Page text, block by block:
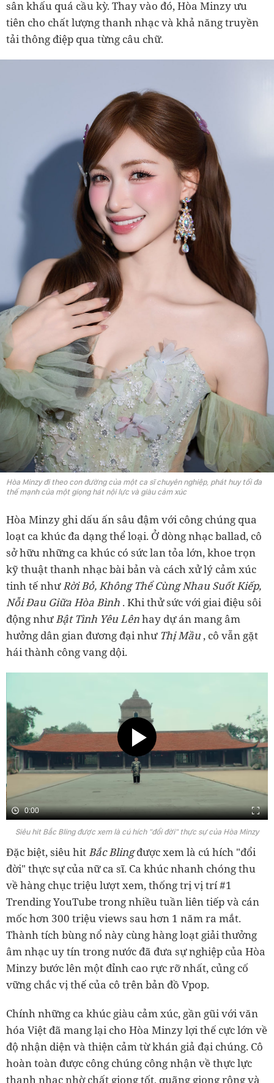
sân khấu quá cầu kỳ. Thay vào đó, Hòa Minzy ưu
tiên cho chất lượng thanh nhạc và khả năng truyền
tải thông điệp qua từng câu chữ.
Hòa Minzy đi theo con đường của một ca sĩ chuyên nghiệp, phát huy tối đa
thế mạnh của một giọng hát nội lực và giàu cảm xúc
Hòa Minzy ghi dấu ấn sâu đậm với công chúng qua
loạt ca khúc đa dạng thể loại. Ở dòng nhạc ballad, cô
sở hữu những ca khúc có sức lan tỏa lớn, khoe trọn
kỹ thuật thanh nhạc bài bản và cách xử lý cảm xúc
tinh tế như Rời Bỏ, Không Thể Cùng Nhau Suốt Kiếp,
Nỗi Đau Giữa Hòa Bình . Khi thử sức với giai điệu sôi
động như Bật Tình Yêu Lênhay dự án mang âm
hưởng dân gian đương đại như Thị Mầu , cô vẫn gặt
hái thành công vang dội.
0:00
Siêu hit Bắc Bling được xem là cú hích "đổi đời" thực sự của Hòa Minzy
Đặc biệt, siêu hitBắc Blingđược xem là cú hích "đổi
đời" thực sự của nữ ca sĩ. Ca khúc nhanh chóng thu
về hàng chục triệu lượt xem, thống trị vị trí #1
Trending YouTube trong nhiều tuần liên tiếp và cán
mốc hơn 300 triệu views sau hơn 1 năm ra mắt.
Thành tích bùng nổ này cùng hàng loạt giải thưởng
âm nhạc uy tín trong nước đã đưa sự nghiệp của Hòa
Minzy bước lên một đỉnh cao rực rỡ nhất, củng cố
vững chắc vị thế của cô trên bản đồ Vpop.
Chính những ca khúc giàu cảm xúc, gần gũi với văn
hóa Việt đã mang lại cho Hòa Minzy lợi thế cực lớn về
độ nhận diện và thiện cảm từ khán giả đại chúng. Cô
hoàn toàn được công chúng công nhận về thực lực
thanh nhạc nhờ chất giọng tốt, quãng giọng rộng và